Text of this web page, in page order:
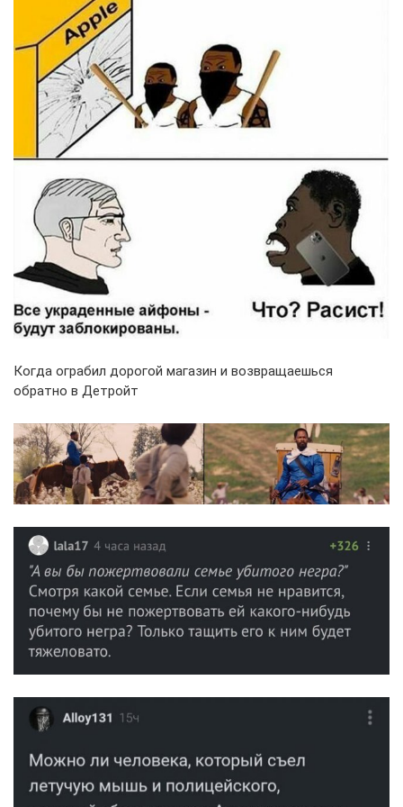
Когда ограбил дорогой магазин и возвращаешься
обратно в Детройт